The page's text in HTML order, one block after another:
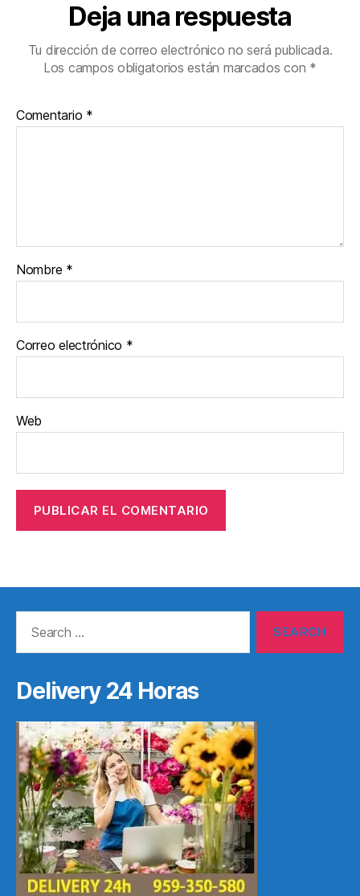
Deja una respuesta
Tu dirección de correo electrónico no será publicada.
Los campos obligatorios están marcados con *
Comentario *
Nombre *
Correo electrónico *
Web
Delivery 24 Horas